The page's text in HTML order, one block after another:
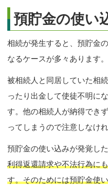
預貯金の使い
相続が発生すると、預貯金
なるケースが多々あります。
被相続人と同居していた相
ったり出金して使徒不明に
す。他の相続人が納得でき
ってしまうので注意しなけ
預貯金の使い込みが発覚した
利得返還請求や不法行為に
す。そのためには預貯金使